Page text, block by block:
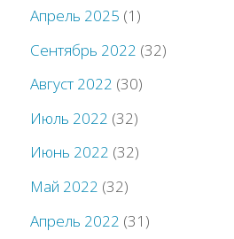
Апрель 2025 (1)
Сентябрь 2022 (32)
Август 2022 (30)
Июль 2022 (32)
Июнь 2022 (32)
Май 2022 (32)
Апрель 2022 (31)